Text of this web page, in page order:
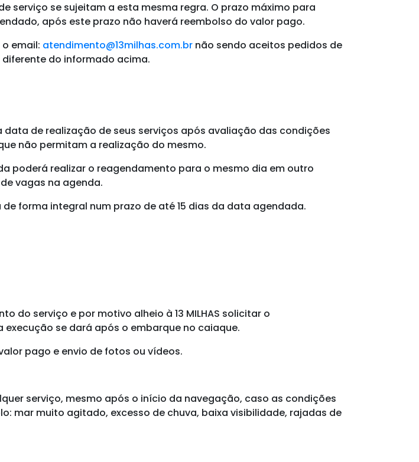
serviço se sujeitam a esta mesma regra. O prazo máximo para
após este prazo não haverá reembolso do valor pago.
o email: atendimento@13milhas.com.br não sendo aceitos pedidos de
do informado acima.
data de realização de seus serviços após avaliação das condições
não permitam a realização do mesmo.
poderá realizar o reagendamento para o mesmo dia em outro
vagas na agenda.
forma integral num prazo de até 15 dias da data agendada.
do serviço e por motivo alheio à 13 MILHAS solicitar o
execução se dará após o embarque no caiaque.
pago e envio de fotos ou vídeos.
serviço, mesmo após o início da navegação, caso as condições
mar muito agitado, excesso de chuva, baixa visibilidade, rajadas de